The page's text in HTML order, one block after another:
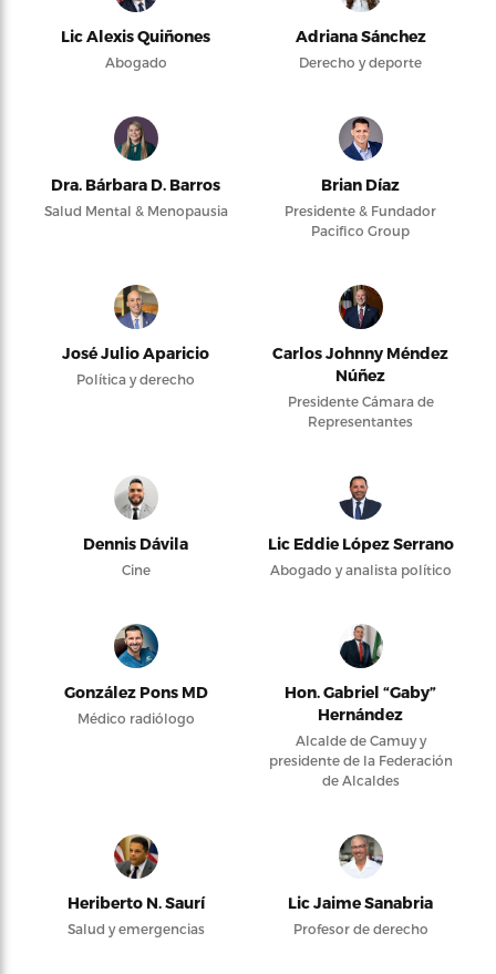
Lic Alexis Quiñones
Abogado
Adriana Sánchez
Derecho y deporte
Dra. Bárbara D. Barros
Salud Mental & Menopausia
Brian Díaz
Presidente & Fundador
Pacifico Group
José Julio Aparicio
Política y derecho
Carlos Johnny Méndez
Núñez
Presidente Cámara de
Representantes
Dennis Dávila
Cine
Lic Eddie López Serrano
Abogado y analista político
González Pons MD
Médico radiólogo
Hon. Gabriel “Gaby”
Hernández
Alcalde de Camuy y
presidente de la Federación
de Alcaldes
Heriberto N. Saurí
Salud y emergencias
Lic Jaime Sanabria
Profesor de derecho